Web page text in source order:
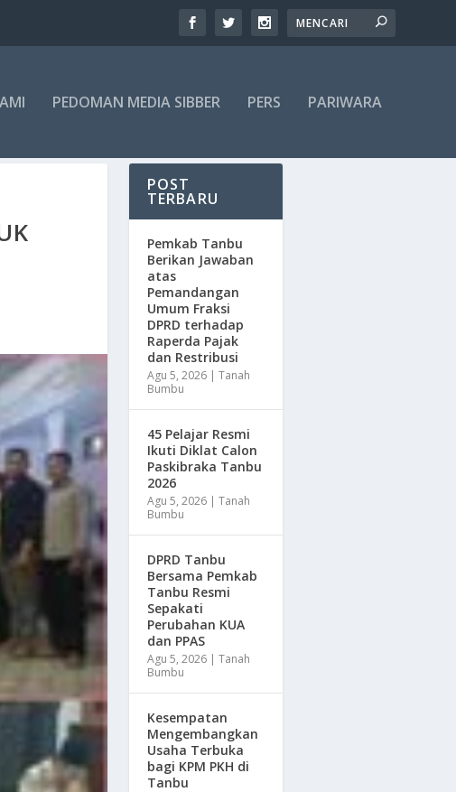
PEDOMAN MEDIA SIBBER PERS PARIWARA
POST
TERBARU
Pemkab Tanbu
Berikan Jawaban
atas
Pemandangan
Umum Fraksi
DPRD terhadap
Raperda Pajak
dan Restribusi
Agu 5, 2026| Tanah
Bumbu
45 Pelajar Resmi
Ikuti Diklat Calon
Paskibraka Tanbu
2026
Agu 5, 2026| Tanah
Bumbu
DPRD Tanbu
Bersama Pemkab
Tanbu Resmi
Sepakati
Perubahan KUA
dan PPAS
Agu 5, 2026| Tanah
Bumbu
Kesempatan
Mengembangkan
Usaha Terbuka
bagi KPM PKH di
Tanbu